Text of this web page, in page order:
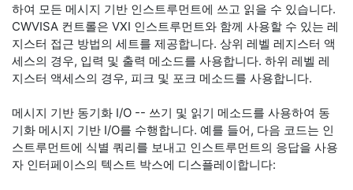
하여 모든 메시지 기반 인스트루먼트에 쓰고 읽을 수 있습니다.
CWVISA 컨트롤은 VXI 인스트루먼트와 함께 사용할 수 있는 레
지스터 접근 방법의 세트를 제공합니다. 상위 레벨 레지스터 액
세스의 경우, 입력 및 출력 메소드를 사용합니다. 하위 레벨 레
지스터 액세스의 경우, 피크 및 포크 메소드를 사용합니다.
메시지 기반 동기화 I/O -- 쓰기 및 읽기 메소드를 사용하여 동
기화 메시지 기반 I/O를 수행합니다. 예를 들어, 다음 코드는 인
스트루먼트에 식별 쿼리를 보내고 인스트루먼트의 응답을 사용
자 인터페이스의 텍스트 박스에 디스플레이합니다: